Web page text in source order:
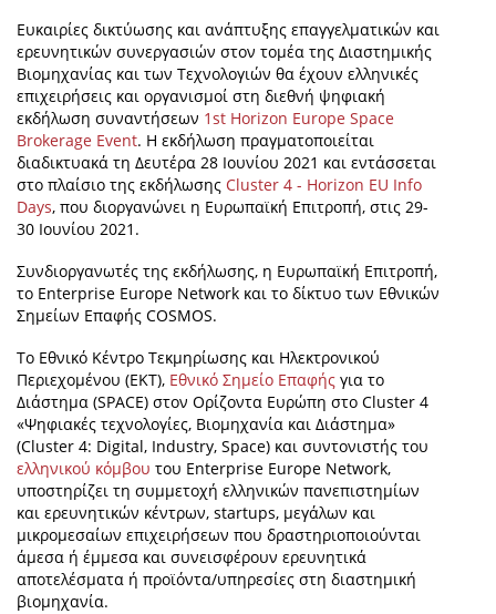
Ευκαιρίες δικτύωσης και ανάπτυξης επαγγελματικών και
ερευνητικών συνεργασιών στον τομέα της Διαστημικής
Βιομηχανίας και των Τεχνολογιών θα έχουν ελληνικές
επιχειρήσεις και οργανισμοί στη διεθνή ψηφιακή
εκδήλωση συναντήσεων 1st Horizon Europe Space
Brokerage Event. Η εκδήλωση πραγματοποιείται
διαδικτυακά τη Δευτέρα 28 Ιουνίου 2021 και εντάσσεται
στο πλαίσιο της εκδήλωσης Cluster 4 - Horizon EU Info
Days, που διοργανώνει η Ευρωπαϊκή Επιτροπή, στις 29-
30 Ιουνίου 2021.
Συνδιοργανωτές της εκδήλωσης, η Ευρωπαϊκή Επιτροπή,
το Enterprise Europe Network και το δίκτυο των Εθνικών
Σημείων Επαφής COSMOS.
Το Εθνικό Κέντρο Τεκμηρίωσης και Ηλεκτρονικού
Περιεχομένου (ΕΚΤ), Εθνικό Σημείο Επαφής για το
Διάστημα (SPACE) στον Ορίζοντα Ευρώπη στο Cluster 4
«Ψηφιακές τεχνολογίες, Βιομηχανία και Διάστημα»
(Cluster 4: Digital, Industry, Space) και συντονιστής του
ελληνικού κόμβου του Enterprise Europe Network,
υποστηρίζει τη συμμετοχή ελληνικών πανεπιστημίων
και ερευνητικών κέντρων, startups, μεγάλων και
μικρομεσαίων επιχειρήσεων που δραστηριοποιούνται
άμεσα ή έμμεσα και συνεισφέρουν ερευνητικά
αποτελέσματα ή προϊόντα/υπηρεσίες στη διαστημική
βιομηχανία.